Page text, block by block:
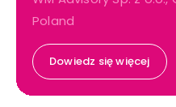
Poland
Dowiedz się więcej